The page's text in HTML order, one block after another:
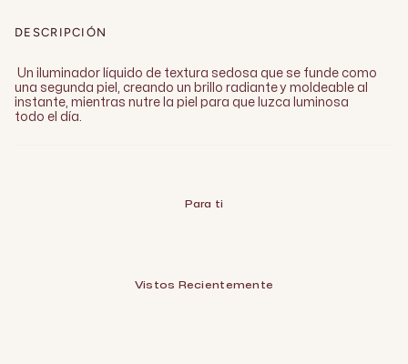
DESCRIPCIÓN
Un iluminador líquido de textura sedosa que se funde como
una segunda piel, creando un brillo radiante y moldeable al
instante, mientras nutre la piel para que luzca luminosa
todo el día.
Para ti
Vistos Recientemente